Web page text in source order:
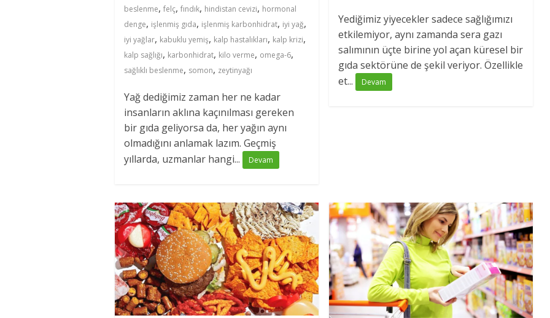
beslenme, felç, fındık, hindistan cevizi, hormonal
denge, işlenmiş gıda, işlenmiş karbonhidrat, iyi yağ,
iyi yağlar, kabuklu yemiş, kalp hastalıkları, kalp krizi,
kalp sağlığı, karbonhidrat, kilo verme, omega-6,
sağlıklı beslenme, somon, zeytinyağı
Yağ dediğimiz zaman her ne kadar
insanların aklına kaçınılması gereken
bir gıda geliyorsa da, her yağın aynı
olmadığını anlamak lazım. Geçmiş
yıllarda, uzmanlar hangi...
Devam
Yediğimiz yiyecekler sadece sağlığımızı
etkilemiyor, aynı zamanda sera gazı
salımının üçte birine yol açan küresel bir
gıda sektörüne de şekil veriyor. Özellikle
et...
Devam